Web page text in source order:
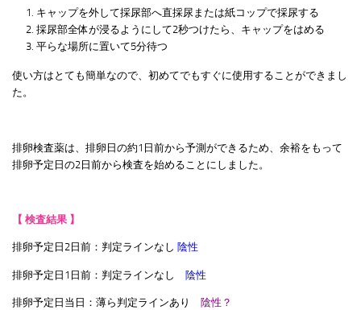
キャップを外して採尿部へ直採尿または紙コップで採尿する
採尿部全体が浸るようにして2秒つけたら、キャップをはめる
平らな場所に置いて5分待つ
使い方はとても簡単なので、初めてでもすぐに使用することができまし
た。
排卵検査薬は、排卵日の約1日前から予測ができるため、余裕をもって
排卵予定日の2日前から検査を始めることにしました。
【 検査結果 】
排卵予定日2日前：判定ラインなし 陰性
排卵予定日1日前：判定ラインなし 陰性
排卵予定日当日：薄ら判定ラインあり 陰性？